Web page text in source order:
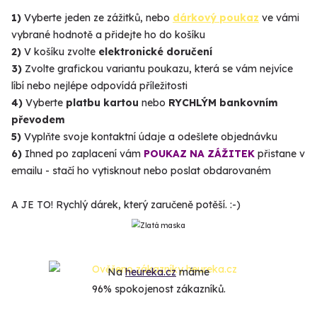
1) Vyberte jeden ze zážitků, nebo dárkový poukaz ve vámi
vybrané hodnotě a přidejte ho do košíku
2) V košíku zvolte elektronické doručení
3) Zvolte grafickou variantu poukazu, která se vám nejvíce
líbí nebo nejlépe odpovídá příležitosti
4) Vyberte platbu kartou nebo RYCHLÝM bankovním
převodem
5) Vyplňte svoje kontaktní údaje a odešlete objednávku
6) Ihned po zaplacení vám POUKAZ NA ZÁŽITEK přistane v
emailu - stačí ho vytisknout nebo poslat obdarovaném
A JE TO! Rychlý dárek, který zaručeně potěší. :-)
Naheureka.czmáme
96% spokojenost zákazníků.